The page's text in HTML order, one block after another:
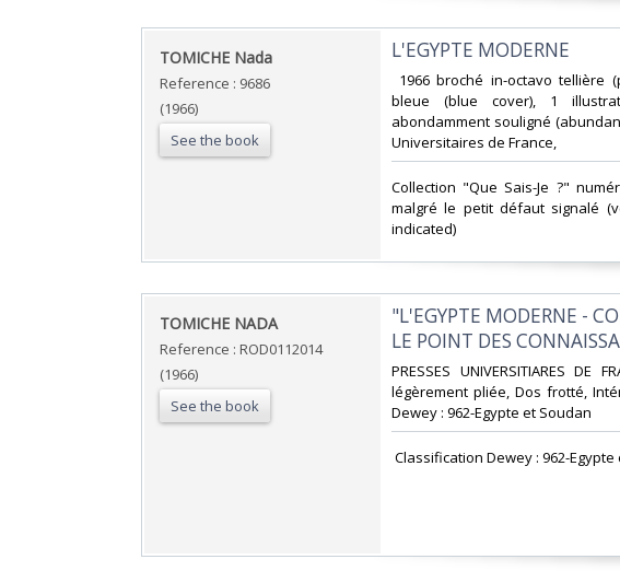
‎TOMICHE Nada‎
Reference : 9686
(1966)
See the book
‎L'EGYPTE MODERNE‎
1966 broché in-octavo tellière
bleue (blue cover), 1
abondamment souligné
Universitaires de France,‎
‎Collection "Que Sais-Je ?"
malgré le petit défaut signalé
indicated) ‎
‎TOMICHE NADA‎
Reference : ROD0112014
(1966)
See the book
‎"L'EGYPTE MODERNE -
LE POINT DES
‎PRESSES UNIVERSITIARES DE
légèrement pliée, Dos frotté,
Dewey : 962-Egypte et Soudan‎
Classification Dewey : 962-